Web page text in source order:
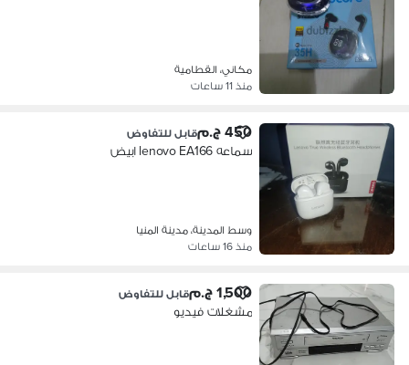
مكاني، القطامية
منذ 11 ساعات
450 ج.م قابل للتفاوض
سماعه lenovo EA166 ابيض
وسط المدينة، مدينة المنيا
منذ 16 ساعات
1,500 ج.م قابل للتفاوض
مشغلات فيديو